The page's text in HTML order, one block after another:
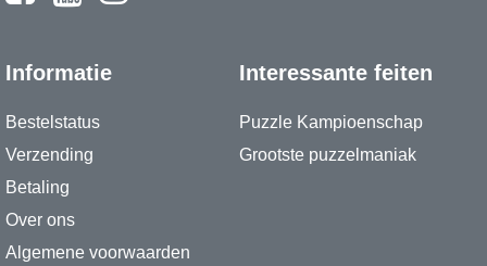
Informatie
Bestelstatus
Verzending
Betaling
Over ons
Algemene voorwaarden
Interessante feiten
Puzzle Kampioenschap
Grootste puzzelmaniak